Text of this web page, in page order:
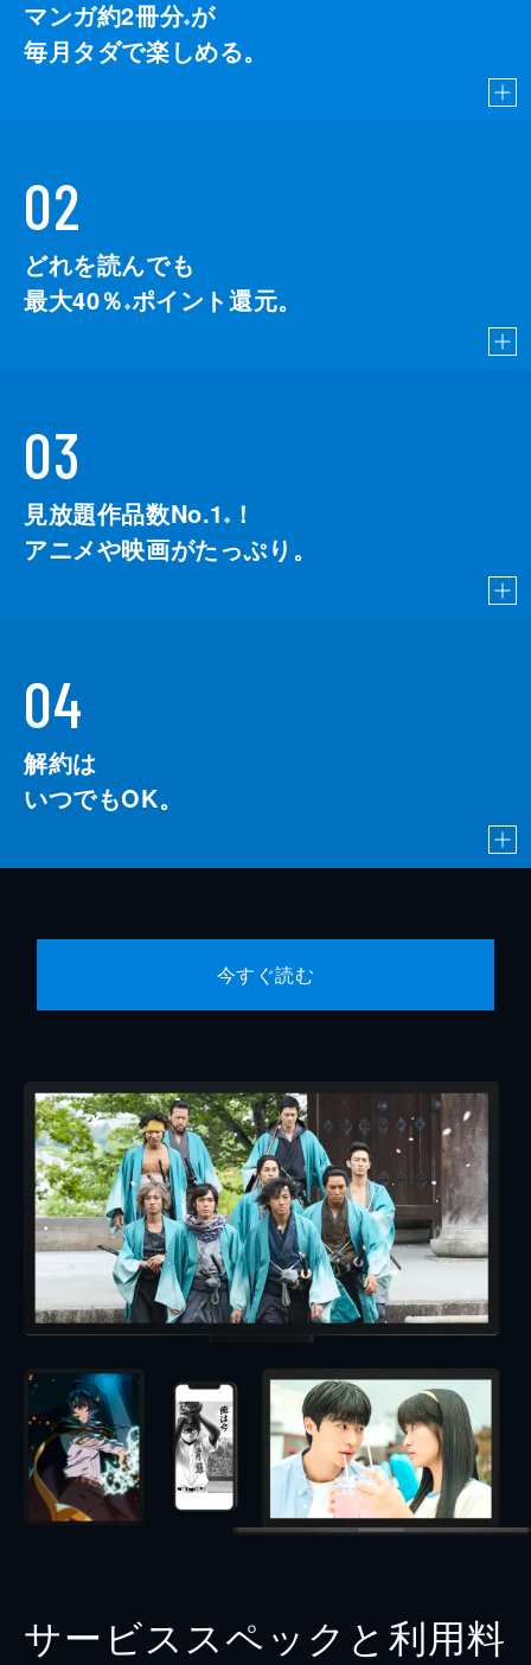
マンガ約2冊分※が
毎月タダで楽しめる。
02
どれを読んでも
最大40％ ※ポイント還元。
03
見放題作品数No.1 ※
！
アニメや映画がたっぷり。
04
解約は
いつでもOK。
今すぐ読む
サービススペックと利用料